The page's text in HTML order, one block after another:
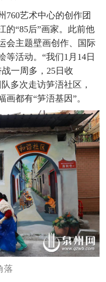
760艺术中心的创作团
的“85后”画家。此前他
会主题壁画创作、国际
等活动。“我们1月14日
一周多，25日收
多次走访笋浯社区，
都有“笋浯基因”。
落